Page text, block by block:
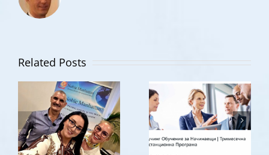
Related Posts
|
Встъпителен
Курс по
Коучинг |
| Северна
|